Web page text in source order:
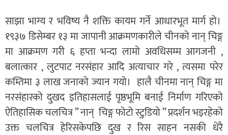
साझा भाग्य र भविष्य नै शक्ति कायम गर्ने आधारभूत मार्ग हो।
१९३७ डिसेम्बर १३ मा जापानी आक्रमणकारीले चीनको नान् चिङ्ग
मा आक्रमण गरी ६ हप्ता भन्दा लामो अवधिसम्म आगजनी ,
बलात्कार , लुटपाट नरसंहार आदि अत्याचार गरे , त्यसमा परेर
कम्तिमा ३ लाख जनाको ज्यान गयो। हालै चीनमा नान् चिङ्ग मा
नरसंहारको दुखद इतिहासलाई पृष्ठभूमि बनाई निर्माण गरिएको
ऐतिहासिक चलचित्र ” नान् चिङ्ग फोटो स्टुडियो ” प्रदर्शन भइरहेको
उक्त चलचित्र हेरिसकेपछि दुख र रिस साहन नसकी धेरै